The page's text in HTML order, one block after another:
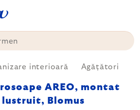
interioară Agățători
AREO, montat
Blomus